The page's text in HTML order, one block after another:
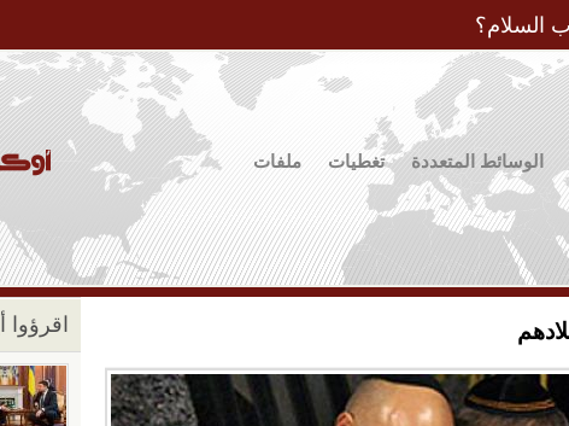
السلام؟
الوسائط المتعددة تغطيات ملفات
اقرؤوا